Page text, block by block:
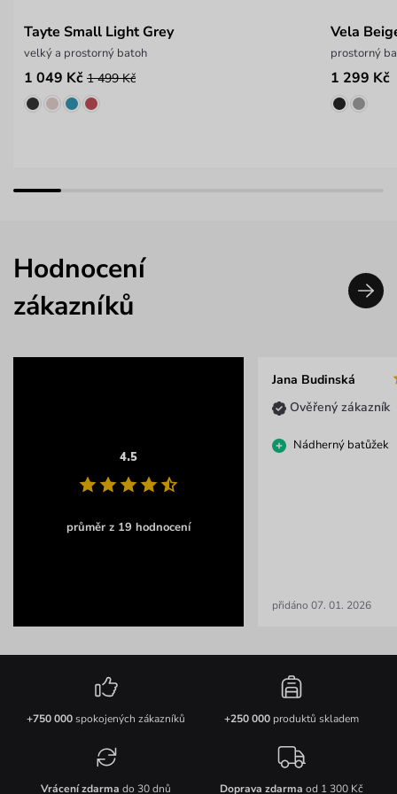
Tayte Small Light Grey
velký a prostorný batoh
1 049 Kč 1 499 Kč
Vela
prostorný
1 299 Kč
Hodnocení
zákazníků
4.5
průměr z 19 hodnocení
Jana Budinská
Ověřený zákazník
Nádherný batůžek
přidáno 07. 01. 2026
+750 000spokojených zákazníků +250 000produktů skladem
Vrácení zdarma do 30 dnů Doprava zdarma od 1 300 Kč